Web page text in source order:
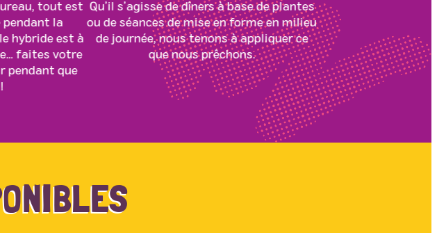
Qu’il s’agisse de dîners à base de plantes
ou de séances de mise en forme en milieu
de journée, nous tenons à appliquer ce
que nous prêchons.
tout est
la
hybride est à
faites votre
pendant que